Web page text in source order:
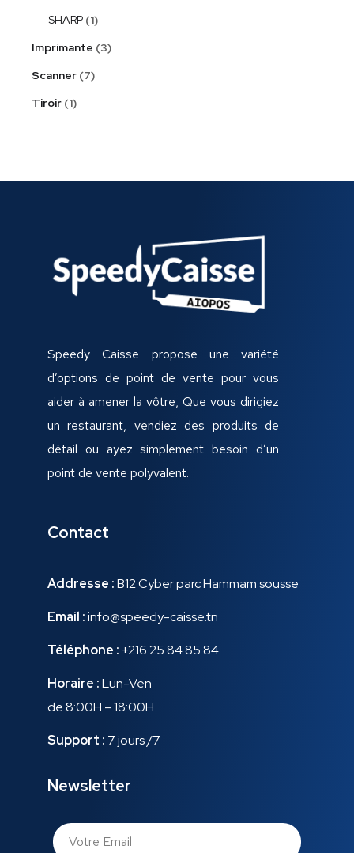
SHARP 1
Imprimante
3
Scanner 7
Tiroir 1
Speedy Caisse propose une variété
d’options de point de vente pour vous
aider à amener la vôtre, Que vous dirigiez
un restaurant, vendiez des produits de
détail ou ayez simplement besoin d’un
point de vente polyvalent.
Contact
Addresse :B12 Cyber parc Hammam sousse
Email :info@speedy-caisse.tn
Téléphone : +216 25 84 85 84
Horaire :Lun-Ven
de 8:00H – 18:00H
Support : 7 jours /7
Newsletter